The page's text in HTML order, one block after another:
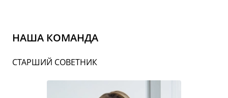
НАША КОМАНДА
СТАРШИЙ СОВЕТНИК